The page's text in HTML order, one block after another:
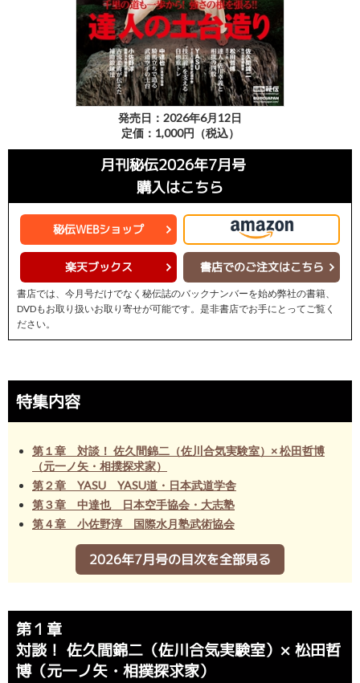
発売日：2026年6月12日
定価：1,000円（税込）
月刊秘伝2026年7月号
購入はこちら
秘伝WEBショップ
楽天ブックス 書店でのご注文はこちら
書店では、今月号だけでなく秘伝誌のバックナンバーを始め弊社の書籍、
DVDもお取り扱いお取り寄せが可能です。是非書店でお手にとってご覧く
ださい。
特集内容
第１章 対談！ 佐久間錦二（佐川合気実験室）× 松田哲博
（元一ノ矢・相撲探求家）
第２章 YASU YASU道・日本武道学舎
第３章 中達也 日本空手協会・大志塾
第４章 小佐野淳 国際水月塾武術協会
2026年7月号の目次を全部見る
第１章
対談！ 佐久間錦二（佐川合気実験室）× 松田哲
博（元一ノ矢・相撲探求家）